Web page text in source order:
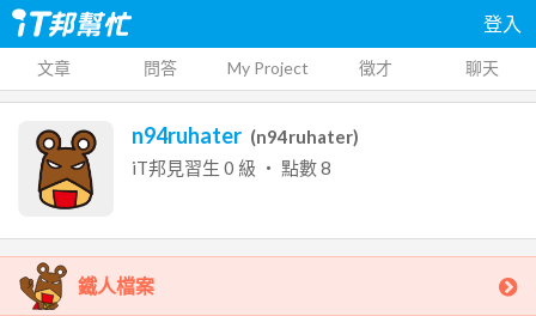
登入
文章 問答 My Project 徵才 聊天
n94ruhater (n94ruhater)
iT邦見習生 0 級 ‧ 點數8
鐵人檔案